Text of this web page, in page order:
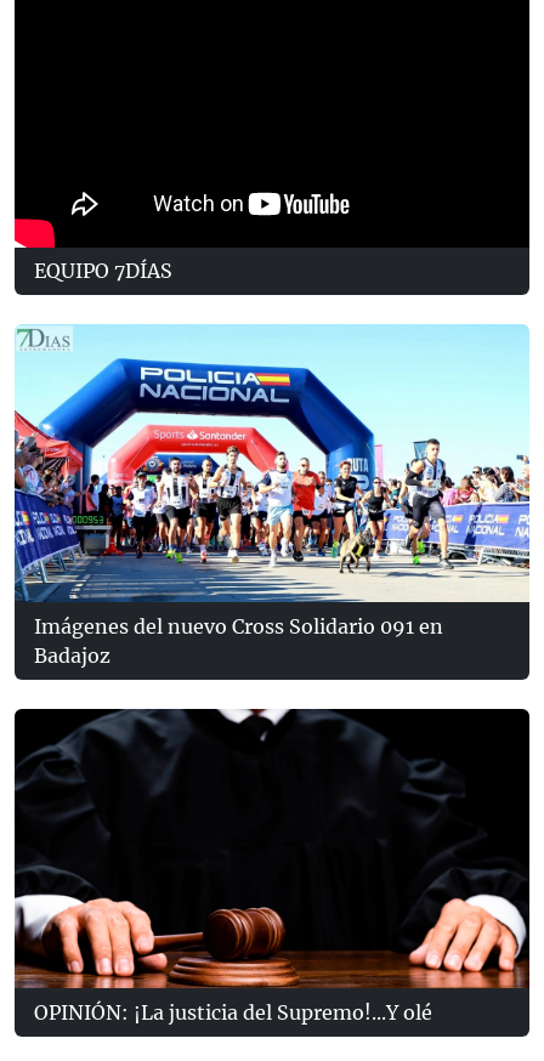
EQUIPO 7DÍAS
Imágenes del nuevo Cross Solidario 091 en
Badajoz
OPINIÓN: ¡La justicia del Supremo!...Y olé